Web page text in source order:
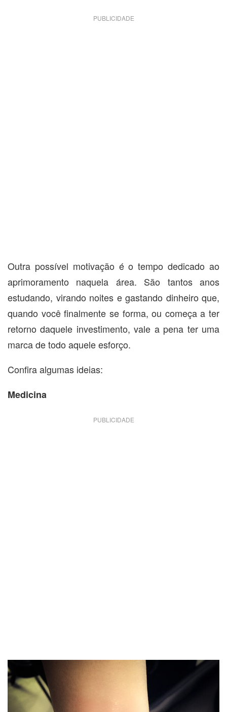
PUBLICIDADE
Outra possível motivação é o tempo dedicado ao
aprimoramento naquela área. São tantos anos
estudando, virando noites e gastando dinheiro que,
quando você finalmente se forma, ou começa a ter
retorno daquele investimento, vale a pena ter uma
marca de todo aquele esforço.
Confira algumas ideias:
Medicina
PUBLICIDADE